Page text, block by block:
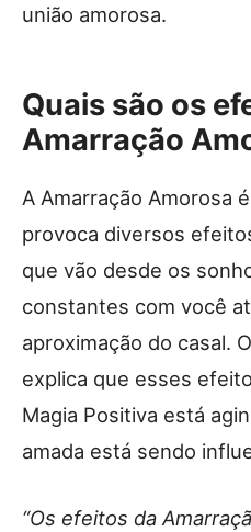
união amorosa.
Quais são os
Amarração
A Amarração Amorosa
provoca diversos
que vão desde os
constantes com você
aproximação do casal.
explica que esses
Magia Positiva está
amada está sendo
“Os efeitos da